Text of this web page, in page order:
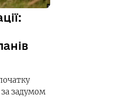
за задумом